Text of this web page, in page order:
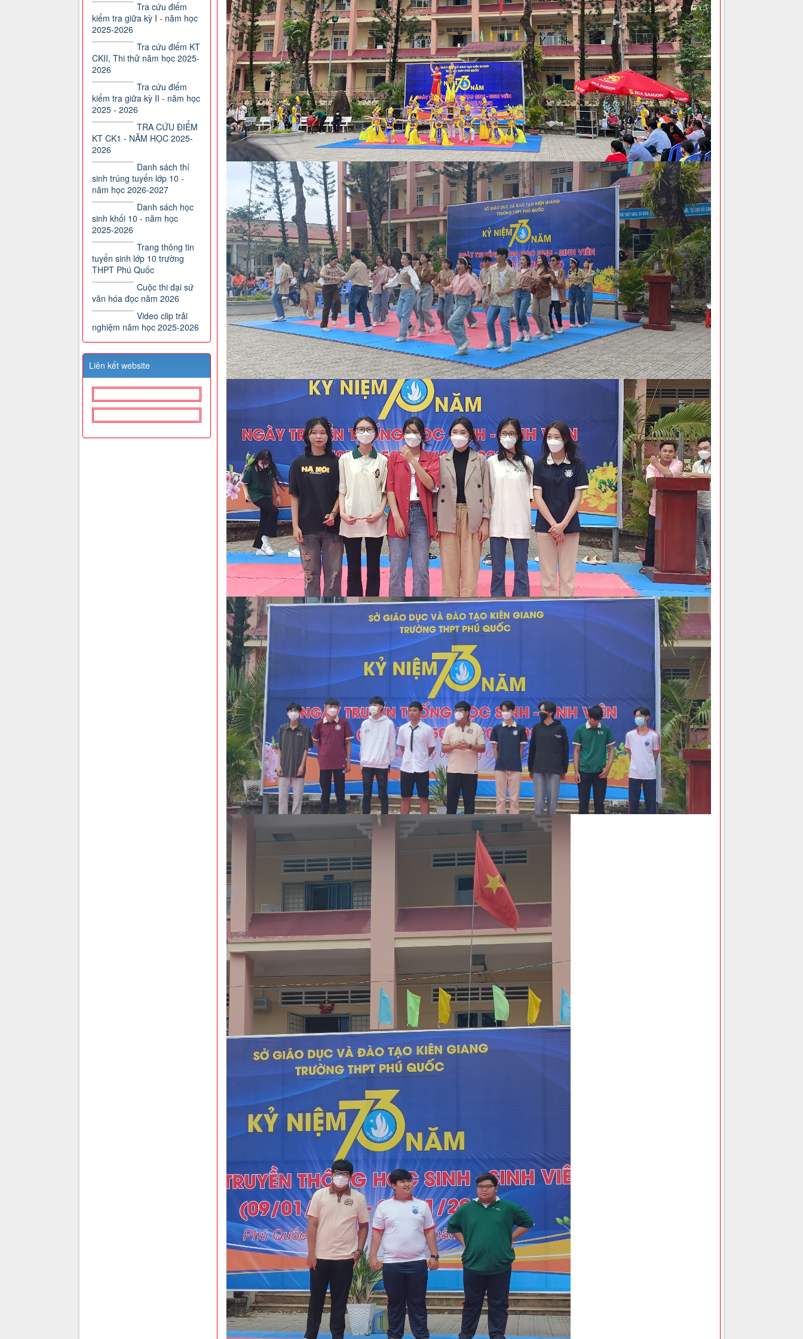
Tra cứu điểm
kiểm tra giữa kỳ I - năm học
2025-2026
Tra cứu điểm KT
CKII, Thi thử năm học 2025-
2026
Tra cứu điểm
kiểm tra giữa kỳ II - năm học
2025 - 2026
TRA CỨU ĐIỂM
KT CK1 - NĂM HỌC 2025-
2026
Danh sách thí
sinh trúng tuyển lớp 10 -
năm học 2026-2027
Danh sách học
sinh khối 10 - năm học
2025-2026
Trang thông tin
tuyển sinh lớp 10 trường
THPT Phú Quốc
Cuộc thi đại sứ
văn hóa đọc năm 2026
Video clip trải
nghiệm năm học 2025-2026
Liên kết website